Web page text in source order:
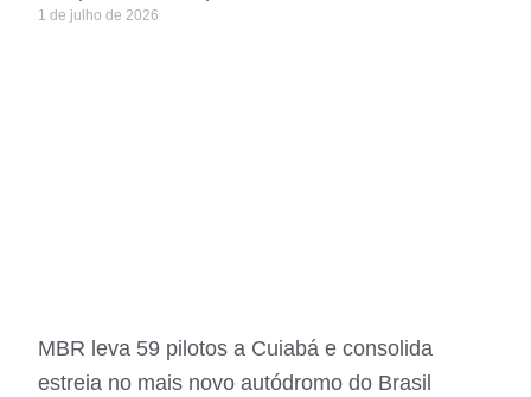
1 de julho de 2026
MBR leva 59 pilotos a Cuiabá e consolida
estreia no mais novo autódromo do Brasil